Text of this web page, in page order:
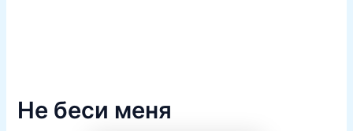
Не беси меня